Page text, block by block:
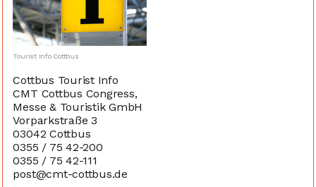
Tourist Info Cottbus
Cottbus Tourist Info
CMT Cottbus Congress,
Messe & Touristik GmbH
Vorparkstraße 3
03042 Cottbus
0355 / 75 42-200
0355 / 75 42-111
post@cmt-cottbus.de